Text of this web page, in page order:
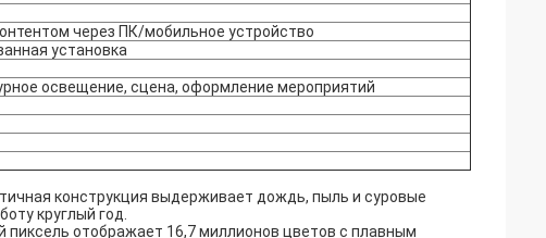
через ПК/мобильное устройство
установка
освещение, сцена, оформление мероприятий
конструкция выдерживает дождь, пыль и суровые
круглый год.
отображает 16,7 миллионов цветов с плавным